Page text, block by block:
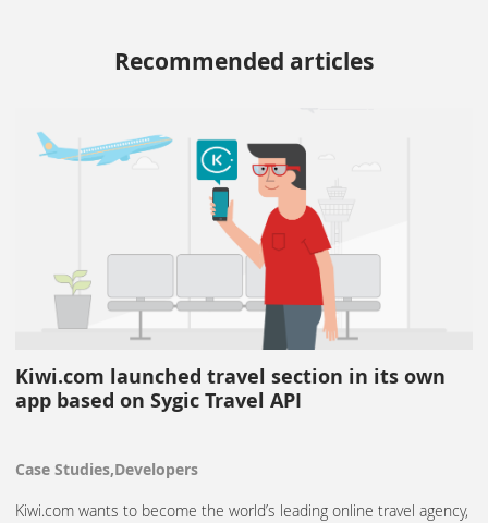
Recommended articles
Kiwi.com launched travel section in its own
app based on Sygic Travel API
Case Studies,Developers
Kiwi.com wants to become the world’s leading online travel agency,